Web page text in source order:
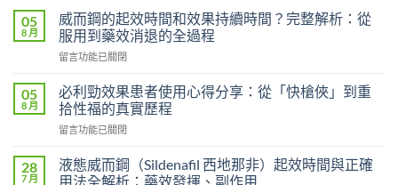
05
8 月
威而鋼的起效時間和效果持續時間？完整解析：從
服用到藥效消退的全過程
在
而
鋼
的
起
時
間
留言功能已關閉
05
8 月
必利勁效果患者使用心得分享：從「快槍俠」到重
拾性福的真實歷程
在
利
勁
留言功能已關閉
28
7 月
液態威而鋼（Sildenafil 西地那非）起效時間與正確
用法全解析：藥效發揮、副作用